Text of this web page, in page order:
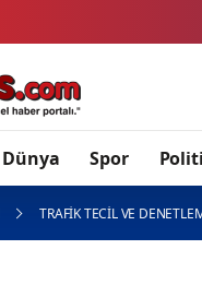
Dünya Spor
TRAFİK TECİL VE